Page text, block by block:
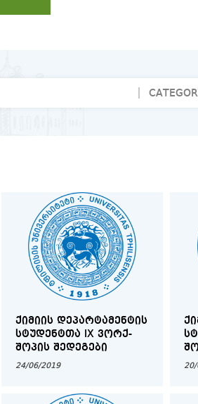
ᲥᲘᲛᲘᲘᲡ ᲓᲔᲞᲐᲠᲢᲐᲛᲔᲜᲢᲘᲡ
ᲡᲢᲣᲓᲔᲜᲢᲗᲐ IX ᲕᲝᲠᲥ-
ᲨᲝᲞᲘᲡ ᲨᲔᲓᲔᲒᲔᲑᲘ
24/06/2019 20/